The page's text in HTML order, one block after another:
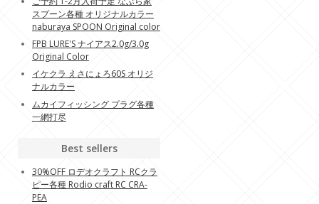
スプーン各種 オリジナルカラー
naburaya SPOON Original color
FPB LURE'S ナイアス2.0g/3.0g
Original Color
イケクラ えさにょろ60S オリジ
ナルカラー
ムカイフィッシング プラグ各種
一網打尽
Best sellers
30%OFF ロデオクラフト RCクラ
ピー各種 Rodio craft RC CRA-
PEA